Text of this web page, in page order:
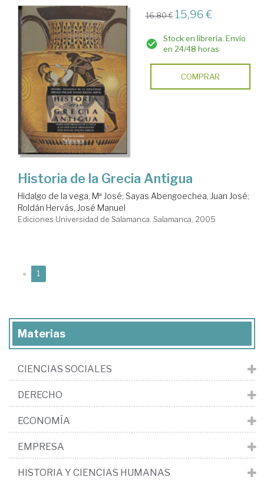
16,80 € 15,96 €
Stock en librería. Envío
en 24/48 horas
COMPRAR
Historia de la Grecia Antigua
Hidalgo de la vega, Mª José; Sayas Abengoechea, Juan José;
Roldán Hervás, José Manuel
Ediciones Universidad de Salamanca. Salamanca, 2005
« 1
Materias
CIENCIAS SOCIALES
DERECHO
ECONOMÍA
EMPRESA
HISTORIA Y CIENCIAS HUMANAS